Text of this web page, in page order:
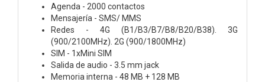
Agenda - 2000 contactos
Mensajería - SMS/ MMS
Redes - 4G (B1/B3/B7/B8/B20/B38). 3G
(900/2100MHz). 2G (900/1800MHz)
SIM - 1xMini SIM
Salida de audio - 3.5 mm jack
Memoria interna - 48 MB + 128 MB